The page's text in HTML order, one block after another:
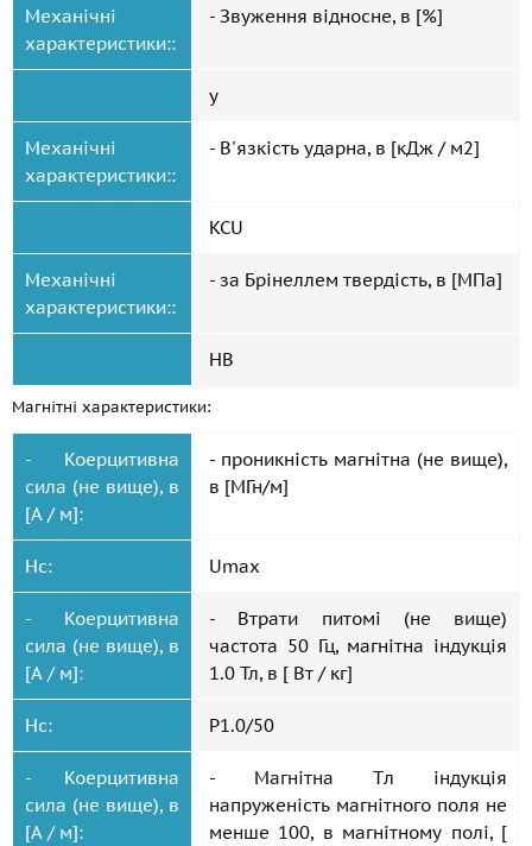
Механічні
характеристики::
- Звуження відносне, в [%]
y
Механічні
характеристики::
- В'язкість ударна, в [кДж / м2]
KCU
Механічні
характеристики::
- за Брінеллем твердість, в [МПа]
HB
Магнітні характеристики:
- Коерцитивна
сила (не вище), в
[А / м]:
- проникність магнітна (не вище),
в [МГн/м]
Hc: Umax
- Коерцитивна
сила (не вище), в
[А / м]:
- Втрати питомі (не вище)
частота 50 Гц, магнітна індукція
1.0 Тл, в [ Вт / кг]
Hc: P1.0/50
- Коерцитивна
сила (не вище), в
[А / м]:
- Магнітна Tл індукція
напруженість магнітного поля не
менше 100, в магнітному полі, [